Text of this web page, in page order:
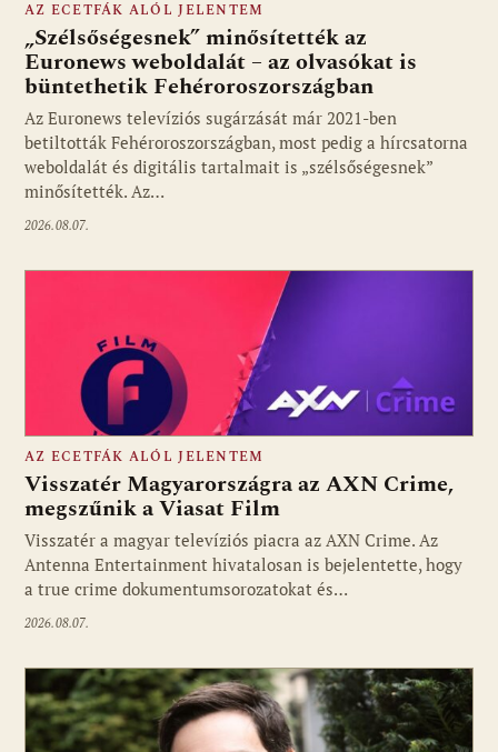
Fotó: media1.hu
AZ ECETFÁK ALÓL JELENTEM
„Szélsőségesnek” minősítették az
Euronews weboldalát – az olvasókat is
büntethetik Fehéroroszországban
Az Euronews televíziós sugárzását már 2021-ben
betiltották Fehéroroszországban, most pedig a hírcsatorna
weboldalát és digitális tartalmait is „szélsőségesnek”
minősítették. Az…
2026.08.07.
Fotó: media1.hu
AZ ECETFÁK ALÓL JELENTEM
Visszatér Magyarországra az AXN Crime,
megszűnik a Viasat Film
Visszatér a magyar televíziós piacra az AXN Crime. Az
Antenna Entertainment hivatalosan is bejelentette, hogy
a true crime dokumentumsorozatokat és…
2026.08.07.